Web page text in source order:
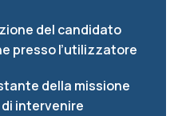
del candidato
presso l’utilizzatore
della missione
intervenire